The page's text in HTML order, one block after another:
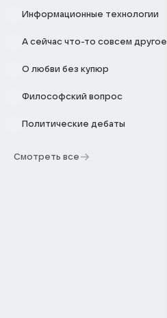
Информационные технологии
А сейчас что-то совсем другое
О любви без купюр
Философский вопрос
Политические дебаты
Смотреть все